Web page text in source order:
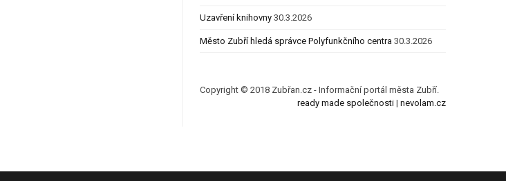
Uzavření knihovny 30.3.2026
Město Zubří hledá správce Polyfunkčního centra 30.3.2026
Copyright © 2018 Zubřan.cz - Informační portál města Zubří.
ready made společnosti| nevolam.cz